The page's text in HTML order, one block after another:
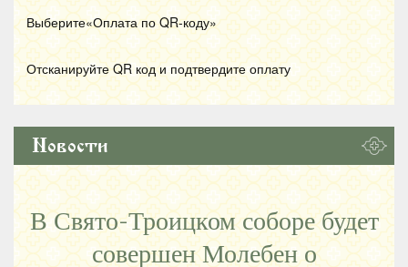
Выберите«Оплата по QR-коду»
Отсканируйте QR код и подтвердите оплату
Новости
В Свято-Троицком соборе будет
совершен Молебен о